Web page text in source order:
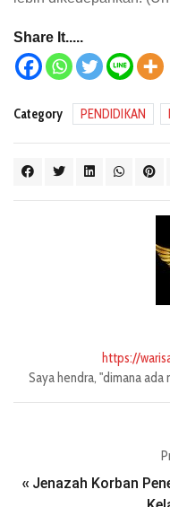
Share It.....
Category PENDIDIKAN
https://
Saya hendra, "dimana ada
« Jenazah Korban